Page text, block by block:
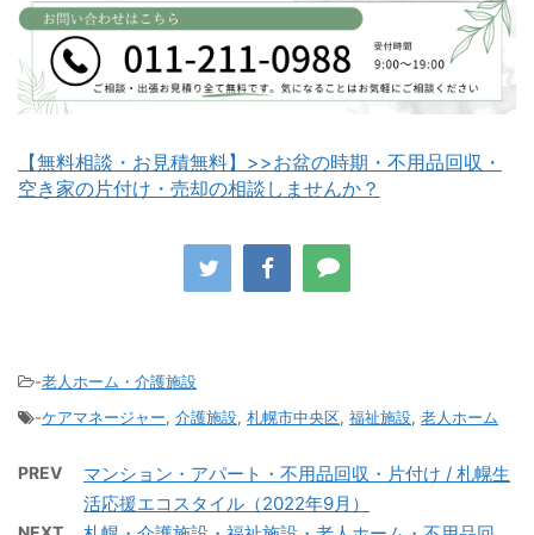
白老町不用品回収 長万部町不用品回収
【無料相談・お見積無料】>>お盆の時期・不用品回収・
空き家の片付け・売却の相談しませんか？
-老人ホーム・介護施設
-ケアマネージャー, 介護施設, 札幌市中央区, 福祉施設, 老人ホーム
PREV
マンション・アパート・不用品回収・片付け / 札幌生
活応援エコスタイル（2022年9月）